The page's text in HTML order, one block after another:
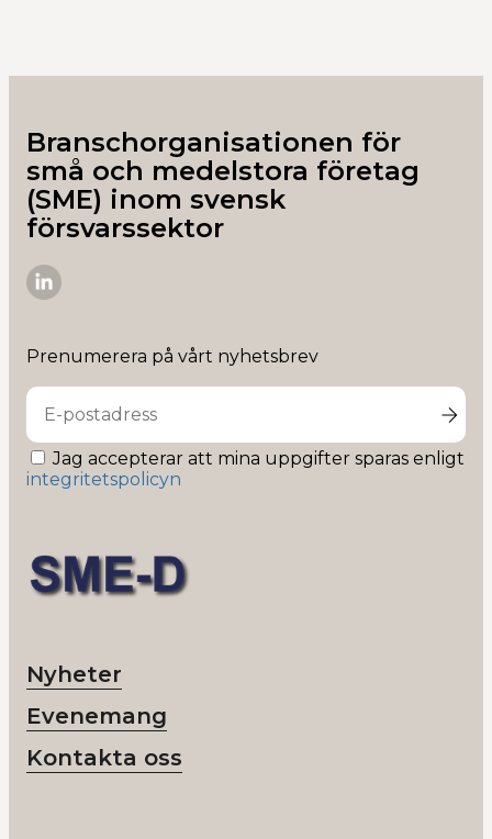
Branschorganisationen för
små och medelstora företag
(SME) inom svensk
försvarssektor
på
Prenumerera på vårt nyhetsbrev
Jag accepterar att mina uppgifter sparas enligt
integritetspolicyn
Nyheter
Evenemang
Kontakta oss